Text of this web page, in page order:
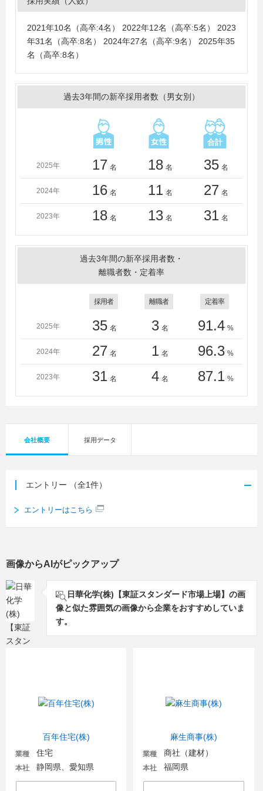
学、名古屋大学、名古屋工業大学、奈良女子大学、日本
大学、一橋大学、広島大学、福井大学、福井県立大学、
福井工業大学、法政大学、北陸先端科学技術大学院大
学、北海道大学、名城大学、立命館大学、龍谷大学、早
稲田大学
＜大学＞
学、大阪府立大学、岡山大学、金沢大学、関西大学、京
都大学、京都産業大学、近畿大学、岐阜大学、慶應義塾
大学、高知大学、神戸大学、静岡大学、信州大学、専修
大学、中央大学、中京大学、東海大学、東京大学、東京
工業大学、奈良女子大学、新潟大学、日本大学、一橋大
学、広島大学、福井大学、福井県立大学、福井工業大
学、法政大学、明治学院大学、名城大学、立命館大学、
龍谷大学、早稲田大学
福井工業高等専門学校
2021年10名（高卒:4名） 2022年12名（高卒:5名） 2023
年31名（高卒:8名） 2024年27名（高卒:9名） 2025年35
名（高卒:8名）
過去3年間の新卒採用者数（男女別）
2025年 17 名 18 名 35 名
2024年 16 名 11 名 27 名
2023年 18 名 13 名 31 名
過去3年間の新卒採用者数・
離職者数・定着率
採用者 離職者 定着率
2025年 35 名 3 名 91.4 %
2024年 27 名 1 名 96.3 %
2023年 31 名 4 名 87.1 %
会社概要 採用データ
エントリー （全1件）
エントリーはこちら
画像からAIがピックアップ
日華化学(株)【東証スタンダード市場上場】の画
像と似た雰囲気の画像から企業をおすすめしていま
す。
百年住宅(株)
業種 住宅
本社 静岡県、愛知県
麻生商事(株)
業種 商社（建材）
本社 福岡県